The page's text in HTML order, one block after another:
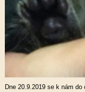
Dne 20.9.2019 se k nám